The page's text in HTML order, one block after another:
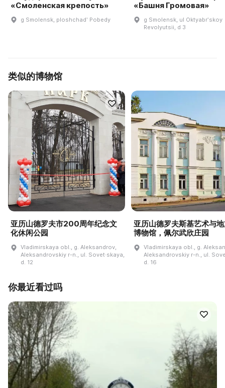
«Смоленская крепость»
g Smolensk, ploshchadʹ Pobedy
«Башня Громовая»
g Smolensk, ul Oktyabrʹskoy
Revolyutsii, d 3
类似的博物馆
亚历山德罗夫市200周年纪念文
化休闲公园
Vladimirskaya obl., g. Aleksandrov,
Aleksandrovskiy r-n., ul. Sovet·skaya,
d. 12
亚历山德罗夫斯基艺术与
博物馆，佩尔武欣庄园
Vladimirskaya obl., g.
Aleksandrovskiy r-n., ul.
d. 16
你最近看过吗